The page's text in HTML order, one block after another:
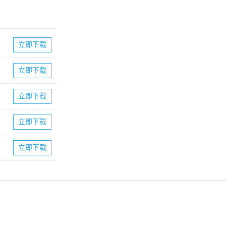
立即下载
立即下载
立即下载
立即下载
立即下载